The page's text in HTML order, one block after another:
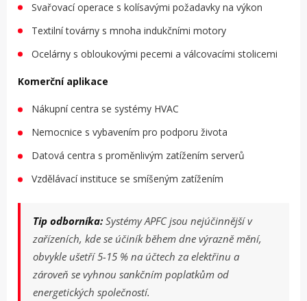
Svařovací operace s kolísavými požadavky na výkon
Textilní továrny s mnoha indukčními motory
Ocelárny s obloukovými pecemi a válcovacími stolicemi
Komerční aplikace
Nákupní centra se systémy HVAC
Nemocnice s vybavením pro podporu života
Datová centra s proměnlivým zatížením serverů
Vzdělávací instituce se smíšeným zatížením
Tip odborníka:Systémy APFC jsou nejúčinnější v
zařízeních, kde se účiník během dne výrazně mění,
obvykle ušetří 5-15 % na účtech za elektřinu a
zároveň se vyhnou sankčním poplatkům od
energetických společností.